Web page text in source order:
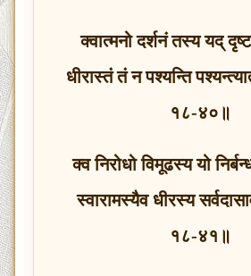
क्वात्मनो दर्शनं तस्य यद्
धीरास्तं तं न पश्यन्ति
१८-४०॥
क्व निरोधो विमूढस्य यो
स्वारामस्यैव धीरस्य
१८-४१॥